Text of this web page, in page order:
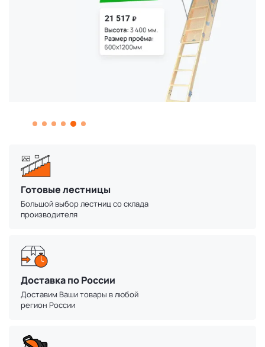
Готовые лестницы
Большой выбор лестниц со склада
производителя
Доставка по России
Доставим Ваши товары в любой
регион России